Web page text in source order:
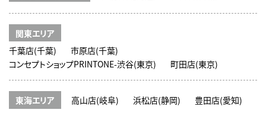
関東エリア
千葉店(千葉)
市原店(千葉)
コンセプトショップPRINTONE-渋谷(東京)
町田店(東京)
東海エリア 高山店(岐阜) 浜松店(静岡) 豊田店(愛知)